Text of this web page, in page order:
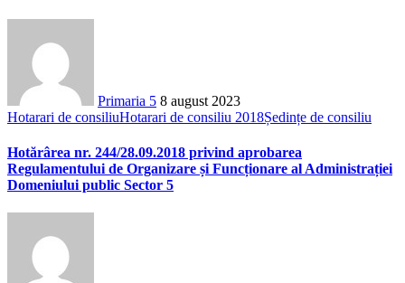
Primaria 5 8 august 2023
Hotarari de consiliuHotarari de consiliu 2018Ședințe de consiliu
Hotărârea nr. 244/28.09.2018 privind aprobarea
Regulamentului de Organizare și Funcționare al Administrației
Domeniului public Sector 5